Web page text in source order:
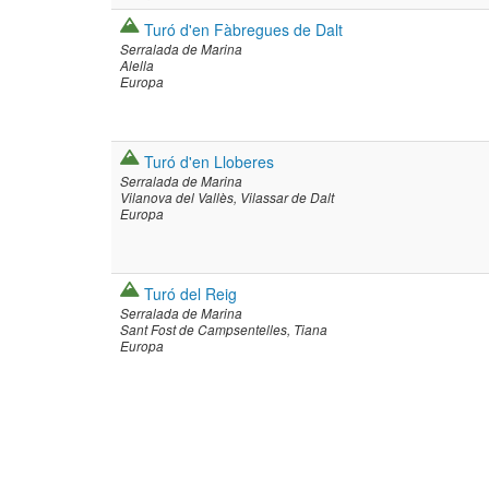
Turó d'en Fàbregues de Dalt
Serralada de Marina
Alella
Europa
Turó d'en Lloberes
Serralada de Marina
Vilanova del Vallès Vilassar de Dalt
Europa
Turó del Reig
Serralada de Marina
Sant Fost de Campsentelles Tiana
Europa